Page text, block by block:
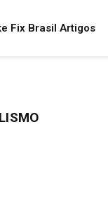
Fix Brasil Artigos